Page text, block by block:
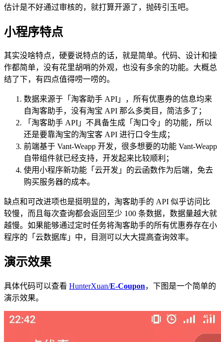
估计是不好通过审核的，就打算开源了，抛砖引玉吧。
小程序特点
其实没啥特点，硬要说特点的话，就是简单。代码、设计和操
作都简单，没有花里胡哨的外观，也没有多余的功能。大概总
结了下，有四点值得唠一唠的。
数据来源于「淘客助手 API」，所有优惠券的信息均来
自淘客助手，没有淘宝 API 那么多类目，简洁多了；
「淘客助手 API」不具备生成「淘口令」的功能，所以
还是要靠淘宝的淘宝客 API 进行口令生成；
前端基于 Vant-Weapp 开发，很多想要的功能 Vant-Weapp
自带组件就已经支持，开发起来比较顺利；
使用小程序新功能「云开发」的云函数作为后端，免去
购买服务器的成本。
缺点和可改进项也是挺明显的，淘客助手的 API 似乎访问比
较慢，而且每次查询都会返回至少 100 条数据，数据量越大就
越慢。如果能够通过定时任务将淘客助手的所有优惠券存在小
程序的「云数据库」中，目测可以大大提高查询效率。
演示效果
具体代码可以查看 HunterXuan/E-Coupon，下图是一个简单的
演示效果。